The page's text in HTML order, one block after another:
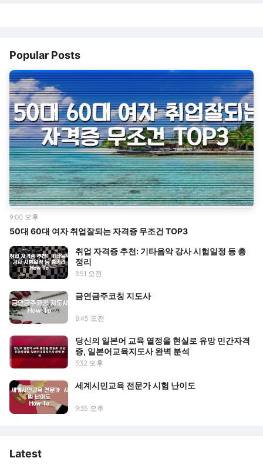
Popular Posts
50대 60대 여자 취업잘되는 자격증 무조건 TOP3
9:00 오후
취업 자격증 추천: 기타음악 강사 시험일정 등 총
정리
3:51 오전
금연금주코칭 지도사
8:45 오전
당신의 일본어 교육 열정을 현실로 유망 민간자격
증, 일본어교육지도사 완벽 분석
3:32 오후
세계시민교육 전문가 시험 난이도
9:35 오후
Latest